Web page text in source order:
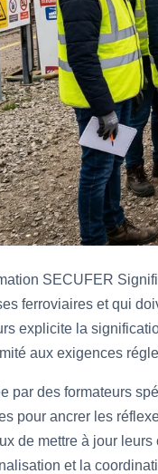
SECUFER
ferroviaires et qui
explicite la
aux exigences
par des formateurs
pour ancrer les
de mettre à jour
et la